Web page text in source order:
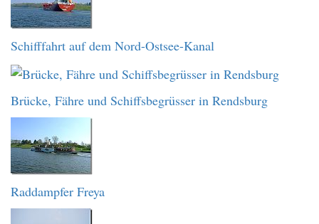
Schifffahrt auf dem Nord-Ostsee-Kanal
Brücke, Fähre und Schiffsbegrüsser in Rendsburg
Raddampfer Freya